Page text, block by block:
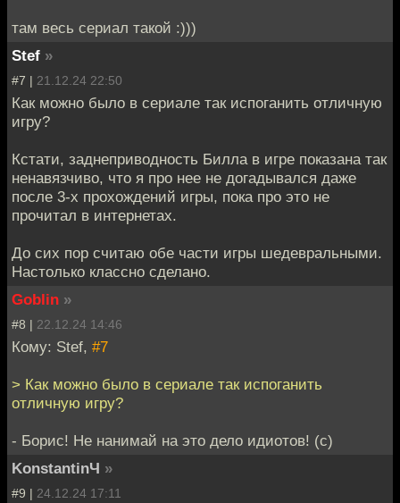
там весь сериал такой :)))
Stef »
#7 | 21.12.24 22:50
Как можно было в сериале так испоганить отличную
игру?
Кстати, заднеприводность Билла в игре показана так
ненавязчиво, что я про нее не догадывался даже
после 3-х прохождений игры, пока про это не
прочитал в интернетах.
До сих пор считаю обе части игры шедевральными.
Настолько классно сделано.
Goblin »
#8 | 22.12.24 14:46
Кому: Stef, #7
> Как можно было в сериале так испоганить
отличную игру?
- Борис! Не нанимай на это дело идиотов! (с)
KonstantinЧ »
#9 | 24.12.24 17:11